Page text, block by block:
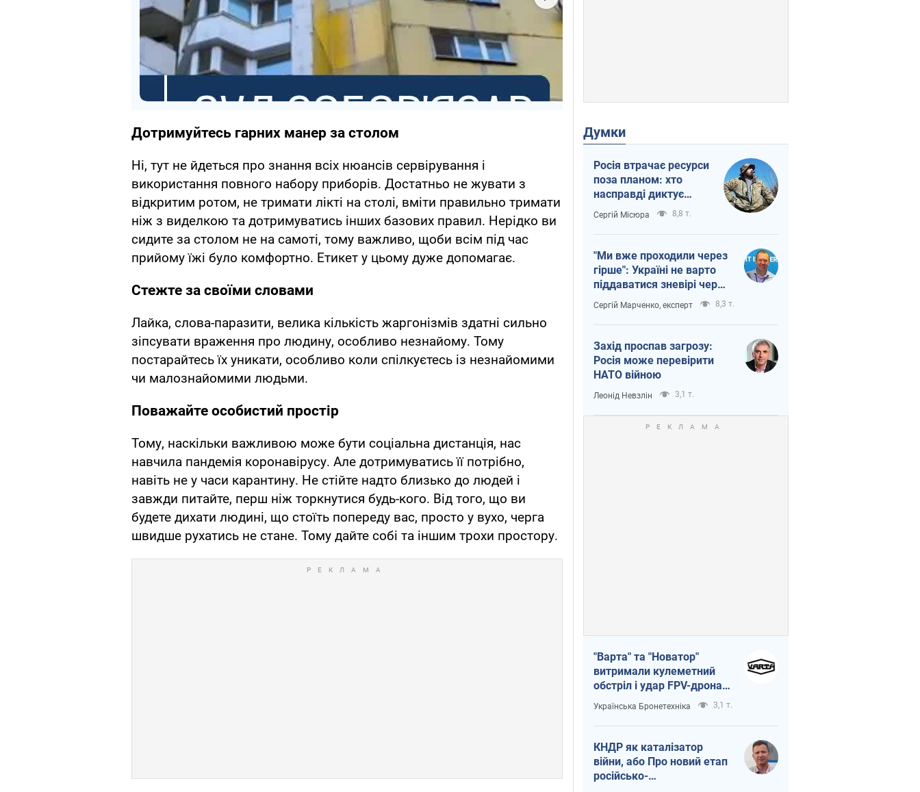
Дотримуйтесь гарних манер за столом
Ні, тут не йдеться про знання всіх нюансів сервірування і
використання повного набору приборів. Достатньо не жувати з
відкритим ротом, не тримати лікті на столі, вміти правильно тримати
ніж з виделкою та дотримуватись інших базових правил. Нерідко ви
сидите за столом не на самоті, тому важливо, щоби всім під час
прийому їжі було комфортно. Етикет у цьому дуже допомагає.
Стежте за своїми словами
Лайка, слова-паразити, велика кількість жаргонізмів здатні сильно
зіпсувати враження про людину, особливо незнайому. Тому
постарайтесь їх уникати, особливо коли спілкуєтесь із незнайомими
чи малознайомими людьми.
Поважайте особистий простір
Тому, наскільки важливою може бути соціальна дистанція, нас
навчила пандемія коронавірусу. Але дотримуватись її потрібно,
навіть не у часи карантину. Не стійте надто близько до людей і
завжди питайте, перш ніж торкнутися будь-кого. Від того, що ви
будете дихати людині, що стоїть попереду вас, просто у вухо, черга
швидше рухатись не стане. Тому дайте собі та іншим трохи простору.
Думки
Росія втрачає ресурси
поза планом: хто
насправді диктує
темп війни
Сергій Місюра 8,8 т.
"Ми вже проходили через
гірше": Україні не варто
піддаватися зневірі через
ракетний терор
Сергій Марченко, експерт 8,3 т.
Захід проспав загрозу:
Росія може перевірити
НАТО війною
Леонід Невзлін 3,1 т.
"Варта" та "Новатор"
витримали кулеметний
обстріл і удар FPV-дрона,
врятувавши життя
офіцеру ЗСУ
Українська Бронетехніка 3,1 т.
КНДР як каталізатор
війни, або Про новий етап
російсько-